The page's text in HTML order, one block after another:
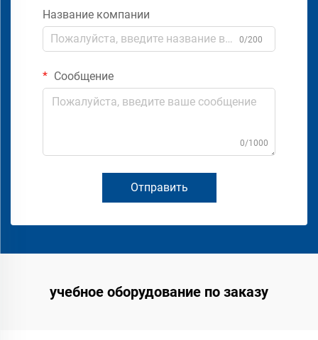
Название компании
0/200
Сообщение
0/1000
Отправить
учебное оборудование по заказу